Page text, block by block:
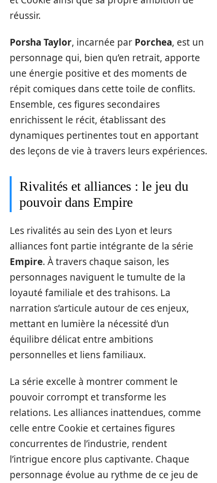
réussir.
Porsha Taylor, incarnée par Porchea, est un
personnage qui, bien qu’en retrait, apporte
une énergie positive et des moments de
répit comiques dans cette toile de conflits.
Ensemble, ces figures secondaires
enrichissent le récit, établissant des
dynamiques pertinentes tout en apportant
des leçons de vie à travers leurs expériences.
Rivalités et alliances : le jeu du
pouvoir dans Empire
Les rivalités au sein des Lyon et leurs
alliances font partie intégrante de la série
Empire. À travers chaque saison, les
personnages naviguent le tumulte de la
loyauté familiale et des trahisons. La
narration s’articule autour de ces enjeux,
mettant en lumière la nécessité d’un
équilibre délicat entre ambitions
personnelles et liens familiaux.
La série excelle à montrer comment le
pouvoir corrompt et transforme les
relations. Les alliances inattendues, comme
celle entre Cookie et certaines figures
concurrentes de l’industrie, rendent
l’intrigue encore plus captivante. Chaque
personnage évolue au rythme de ce jeu de